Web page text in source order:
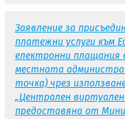
Заявление за
платежни услуги към
електронни плащания
местната
точка) чрез
„Централен
предоставяна от